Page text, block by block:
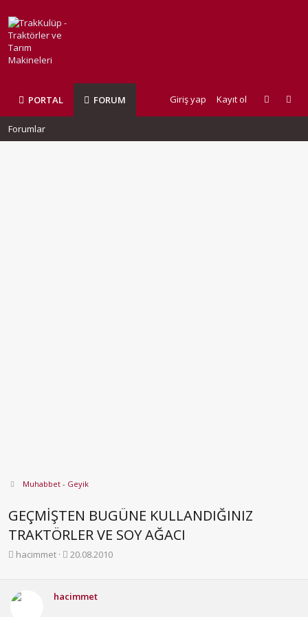
PORTAL FORUM Giriş yap Kayıt ol
Forumlar
Muhabbet - Geyik
GEÇMİŞTEN BUGÜNE KULLANDIĞINIZ
TRAKTÖRLER VE SOY AĞACI
K
b
u
hacimmet
B
l
a
20.08.2010
hacimmet